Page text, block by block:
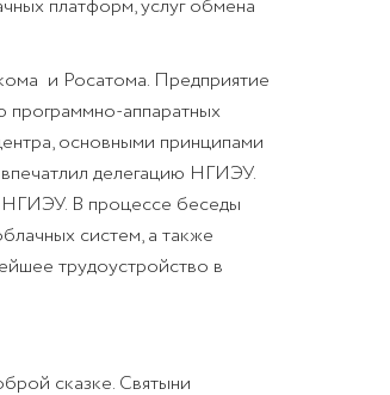
платформ, услуг обмена
и Росатома. Предприятие
аппаратных
основными принципами
делегацию НГИЭУ.
НГИЭУ. В процессе беседы
систем, а также
трудоустройство в
сказке. Святыни